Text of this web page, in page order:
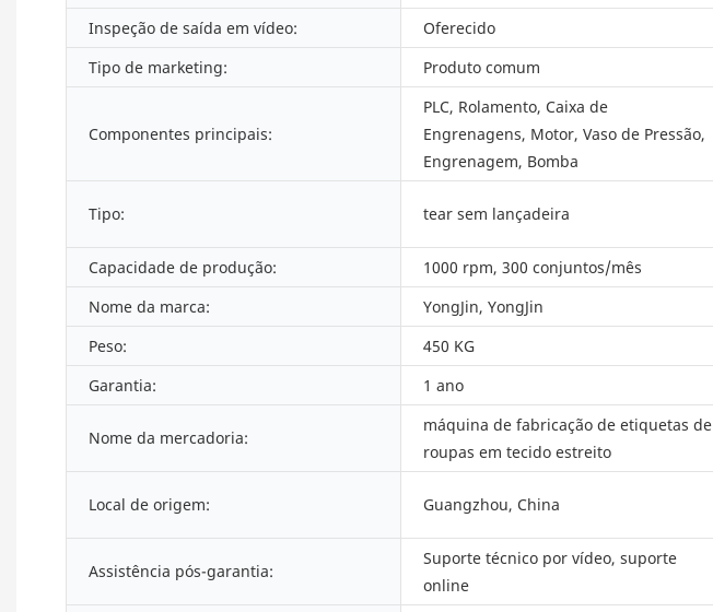
Inspeção de saída em vídeo:
Oferecido
Tipo de marketing:
Produto comum
Componentes principais:
PLC, Rolamento, Caixa de
Engrenagens, Motor, Vaso de Pressão,
Engrenagem, Bomba
Tipo: tear sem lançadeira
Capacidade de produção:
1000 rpm, 300 conjuntos/mês
Nome da marca:
YongJin, YongJin
Peso:
450 KG
Garantia:
1 ano
Nome da mercadoria:
máquina de fabricação de etiquetas de
roupas em tecido estreito
Local de origem: Guangzhou, China
Assistência pós-garantia:
Suporte técnico por vídeo, suporte
online